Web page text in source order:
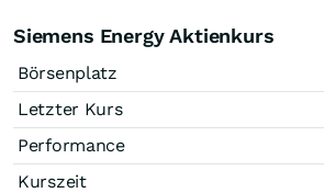
Siemens Energy Aktienkurs
Börsenplatz
Letzter Kurs
Performance
Kurszeit